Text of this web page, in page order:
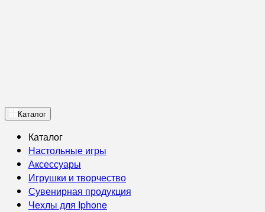
Каталог
Каталог
Настольные игры
Аксессуары
Игрушки и творчество
Сувенирная продукция
Чехлы для Iphone